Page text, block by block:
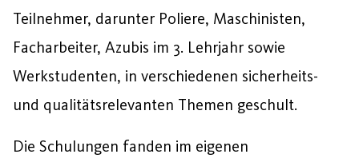
Teilnehmer, darunter Poliere, Maschinisten,
Facharbeiter, Azubis im 3. Lehrjahr sowie
Werkstudenten, in verschiedenen sicherheits-
und qualitätsrelevanten Themen geschult.
Die Schulungen fanden im eigenen